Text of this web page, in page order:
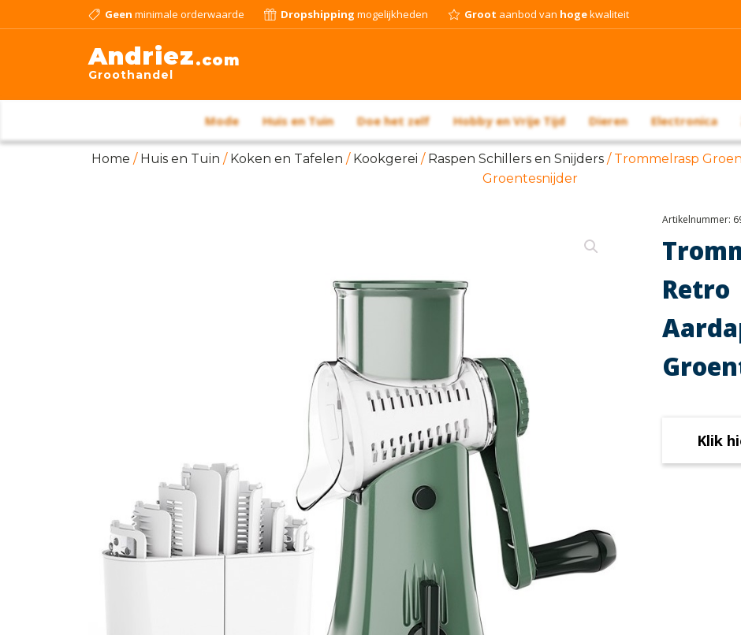
Geen minimale orderwaarde Dropshipping mogelijkheden Groot aanbod van hogekwaliteit
Andriez.com
Groothandel
Mode Huis en Tuin Doe het zelf Hobby en Vrije Tijd Dieren Electronica
Home / Huis en Tuin / Koken en Tafelen / Kookgerei / Raspen Schillers en Snijders / Trommelrasp
Groentesnijder
Artikelnummer:
Klik